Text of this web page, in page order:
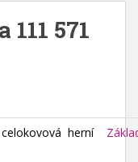
571
herní